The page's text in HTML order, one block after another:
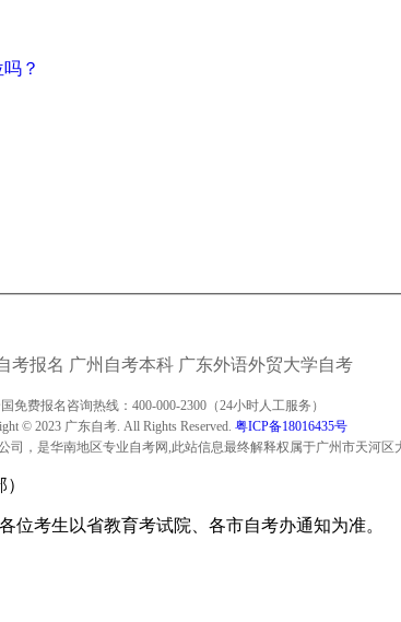
？
考报名 广州自考本科 广东外语外贸大学自考
免费报名咨询热线：400-000-2300（24小时人工服务）
© 2023 广东自考. All Rights Reserved. 粤ICP备18016435号
司，是华南地区专业自考网,此站信息最终解释权属于广州市天河区
考生以省教育考试院、各市自考办通知为准。